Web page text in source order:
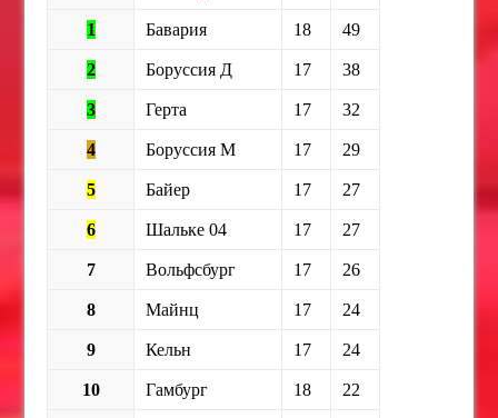
1 Бавария 18 49
2 Боруссия Д 17 38
3 Герта 17 32
4 Боруссия М 17 29
5 Байер 17 27
6 Шальке 04 17 27
7 Вольфсбург 17 26
8 Майнц 17 24
9 Кельн 17 24
10 Гамбург 18 22